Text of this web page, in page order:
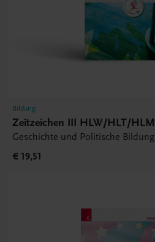
Bildung
Zeitzeichen III HLW/HLT/HLM
Geschichte und Politische Bildung
€ 19,51